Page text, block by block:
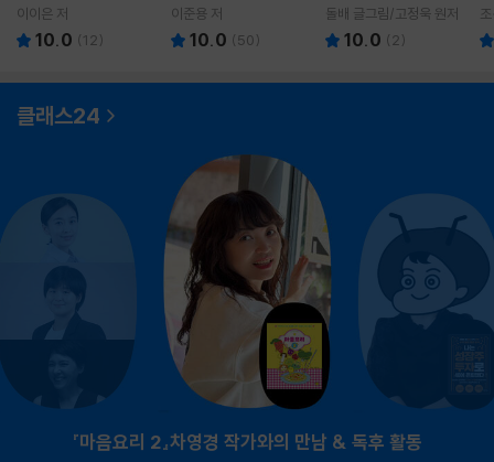
이이은 저
10.0 (12)
이준용 저
10.0 (50)
돌배 글그림/고정욱 원저
10.0 ( 2)
클래스24
『마음요리 2』차영경 작가와의 만남 & 독후 활동